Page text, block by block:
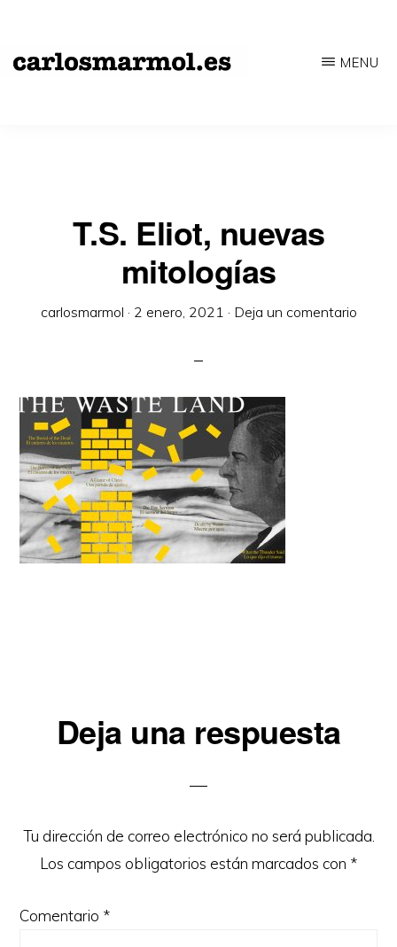
contenido
'underground'
'avant-
MENU
T.S. Eliot, nuevas
mitologías
carlosmarmol · 2 enero, 2021 · Deja un comentario
Interacciones
lectores
Deja una respuesta
Tu dirección de correo electrónico no será publicada.
Los campos obligatorios están marcados con *
Comentario *